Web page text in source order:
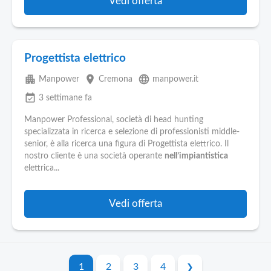
Progettista elettrico
apartment Manpower place Cremona language manpower.it
event_available 3 settimane fa
Manpower Professional, società di head hunting
specializzata in ricerca e selezione di professionisti middle-
senior, è alla ricerca una figura di Progettista elettrico. Il
nostro cliente è una società operante nell’impiantistica
elettrica...
Vedi offerta
1 2 3 4